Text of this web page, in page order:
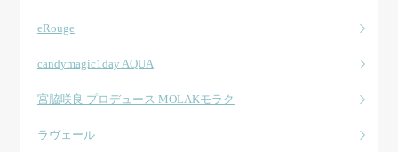
eRouge
candymagic1day AQUA
宮脇咲良 プロデュース MOLAKモラク
ラヴェール